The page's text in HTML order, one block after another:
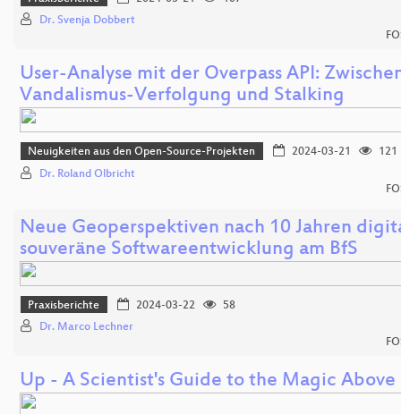
Dr. Svenja Dobbert
User-Analyse mit der Overpass API:
Vandalismus-Verfolgung und Stalking
Neuigkeiten aus den Open-Source-Projekten 2024-03-21
121
Dr. Roland Olbricht
Neue Geoperspektiven nach 10 Jahren
souveräne Softwareentwicklung am BfS
Praxisberichte 2024-03-22
58
Dr. Marco Lechner
Up - A Scientist's Guide to the Magic Above